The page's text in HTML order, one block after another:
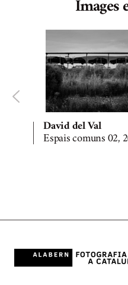
Images
David del Val
Espais comuns 02,